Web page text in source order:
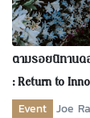
ตามรอยนิทานด
: Return to
Event Joe